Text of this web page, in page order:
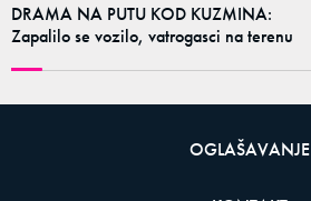
DRAMA NA PUTU KOD KUZMINA:
Zapalilo se vozilo, vatrogasci na terenu
OGLAŠAVANJE